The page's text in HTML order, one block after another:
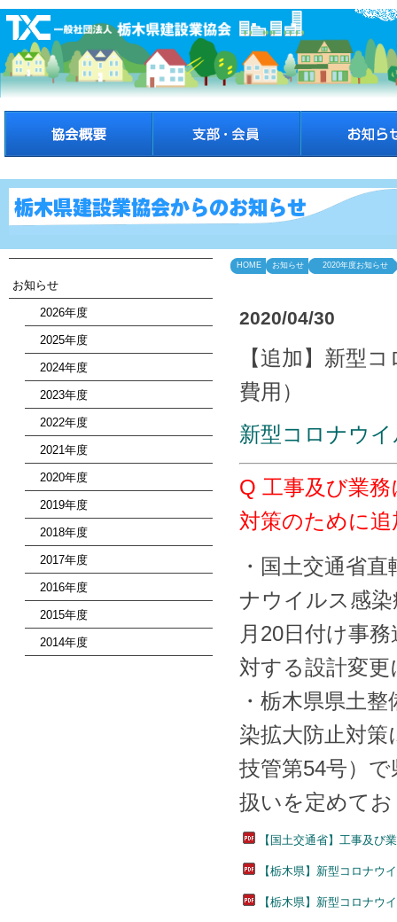
お知らせ
2026年度
2025年度
2024年度
2023年度
2022年度
2021年度
2020年度
2019年度
2018年度
2017年度
2016年度
2015年度
2014年度
HOME お知らせ 2020年度お知らせ
2020/04/30
【追加】新型
費用）
新型コロナウ
Q 工事及び業
対策のために
・国土交通省
ナウイルス感
月20日付け事
対する設計変
・栃木県県土
染拡大防止対
技管第54号）
扱いを定めて
【国土交通省】工事及び
【栃木県】新型コロナウ
【栃木県】新型コロナウ